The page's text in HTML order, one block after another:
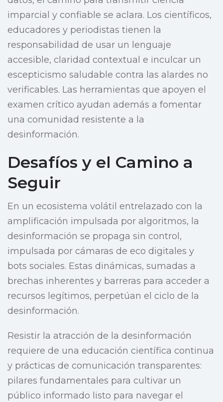
imparcial y confiable se aclara. Los científicos,
educadores y periodistas tienen la
responsabilidad de usar un lenguaje
accesible, claridad contextual e inculcar un
escepticismo saludable contra las alardes no
verificables. Las herramientas que apoyen el
examen crítico ayudan además a fomentar
una comunidad resistente a la
desinformación.
Desafíos y el Camino a
Seguir
En un ecosistema volátil entrelazado con la
amplificación impulsada por algoritmos, la
desinformación se propaga sin control,
impulsada por cámaras de eco digitales y
bots sociales. Estas dinámicas, sumadas a
brechas inherentes y barreras para acceder a
recursos legítimos, perpetúan el ciclo de la
desinformación.
Resistir la atracción de la desinformación
requiere de una educación científica continua
y prácticas de comunicación transparentes:
pilares fundamentales para cultivar un
público informado listo para navegar el